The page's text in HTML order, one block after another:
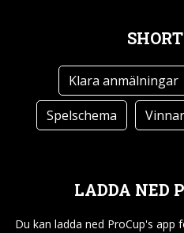
Klara anmälningar
Spelschema
LADDA NED
Du kan ladda ned ProCup's app